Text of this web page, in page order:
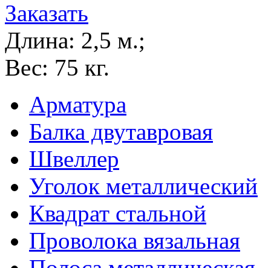
Заказать
Длина: 2,5 м.;
Вес: 75 кг.
Арматура
Балка двутавровая
Швеллер
Уголок металлический
Квадрат стальной
Проволока вязальная